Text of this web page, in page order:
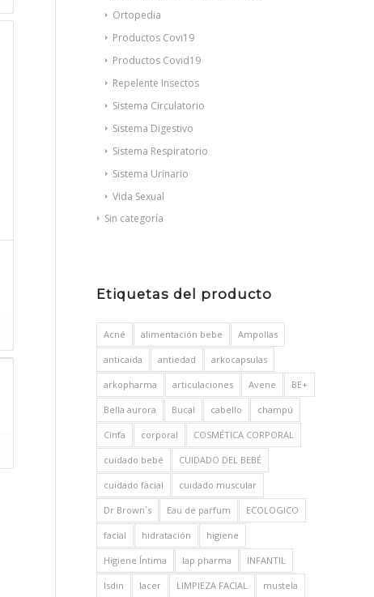
Ortopedia
Productos Covi19
Productos Covid19
Repelente Insectos
Sistema Circulatorio
Sistema Digestivo
Sistema Respiratorio
Sistema Urinario
Vida Sexual
Sin categoría
Etiquetas del producto
Acné alimentación bebe Ampollas
anticaida antiedad arkocapsulas
arkopharma articulaciones Avene BE+
Bella aurora Bucal cabello champú
Cinfa corporal COSMÉTICA CORPORAL
cuidado bebé CUIDADO DEL BEBÉ
cuidado facial cuidado muscular
Dr Brown´s Eau de parfum ECOLOGICO
facial hidratación higiene
Higiene Íntima Iap pharma INFANTIL
Isdin lacer LIMPIEZA FACIAL mustela